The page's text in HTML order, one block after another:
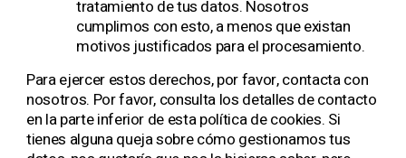
tratamiento de tus datos. Nosotros
cumplimos con esto, a menos que existan
motivos justificados para el procesamiento.
Para ejercer estos derechos, por favor, contacta con
nosotros. Por favor, consulta los detalles de contacto
en la parte inferior de esta política de cookies. Si
tienes alguna queja sobre cómo gestionamos tus